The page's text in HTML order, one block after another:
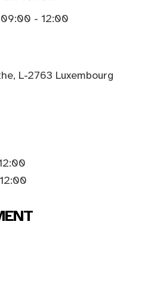
- 12:00
L-2763 Luxembourg